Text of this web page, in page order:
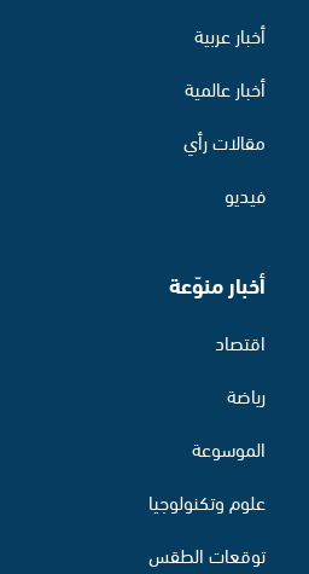
أخبار عربية
أخبار عالمية
مقالات رأي
فيديو
أخبار منوّعة
اقتصاد
رياضة
الموسوعة
علوم وتكنولوجيا
توقعات الطقس